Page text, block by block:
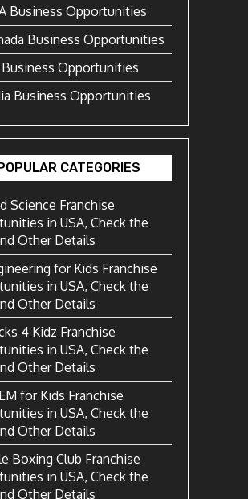
Business Opportunities
Business Opportunities
Business Opportunities
Business Opportunities
CATEGORIES
Science Franchise
in USA, Check the
Other Details
for Kids Franchise
in USA, Check the
Other Details
4 Kidz Franchise
in USA, Check the
Other Details
for Kids Franchise
in USA, Check the
Other Details
Boxing Club Franchise
in USA, Check the
Other Details